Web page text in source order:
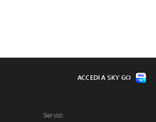
Servizi:
ACCEDI A SKY GO